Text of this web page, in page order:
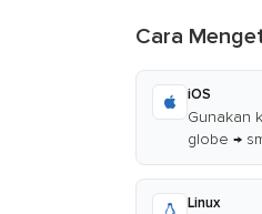
Cara
iOS
Gunakan
globe →
Linux